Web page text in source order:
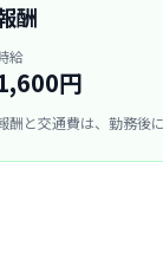
酬
給
円
酬と交通費は、勤務後